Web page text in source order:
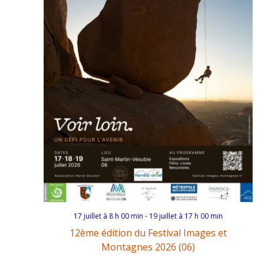
12ème édition du Festival Images et
Montagnes 2026 (06)
17 juillet à 8 h 00 min - 19 juillet à 17 h 00 min